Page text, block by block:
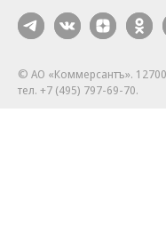
© АО «Коммерсантъ».
тел. +7 (495) 797-69-70.